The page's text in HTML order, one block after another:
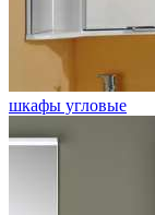
шкафы угловые